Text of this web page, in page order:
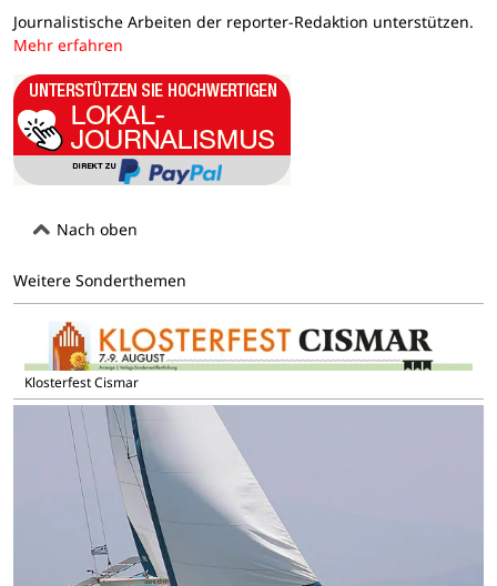
Journalistische Arbeiten der reporter-Redaktion unterstützen.
Mehr erfahren
Nach oben
Weitere Sonderthemen
Klosterfest Cismar